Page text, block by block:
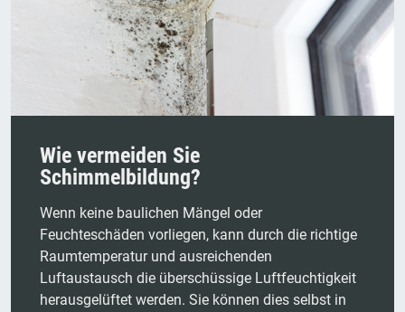
Wie vermeiden Sie
Schimmelbildung?
Wenn keine baulichen Mängel oder
Feuchteschäden vorliegen, kann durch die richtige
Raumtemperatur und ausreichenden
Luftaustausch die überschüssige Luftfeuchtigkeit
herausgelüftet werden. Sie können dies selbst in